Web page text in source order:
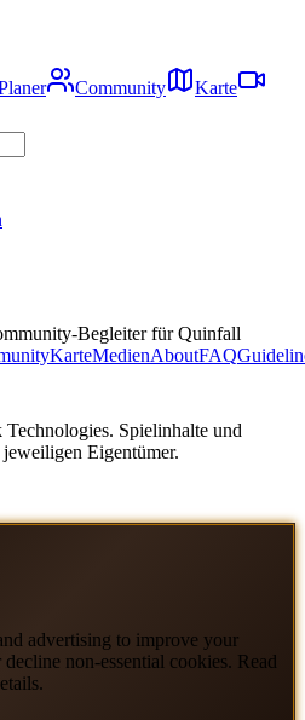
Community
Karte
Begleiter für Quinfall
KarteMedienAboutFAQ
Spielinhalte und
Eigentümer.
advertising to improve your
non-essential cookies. Read